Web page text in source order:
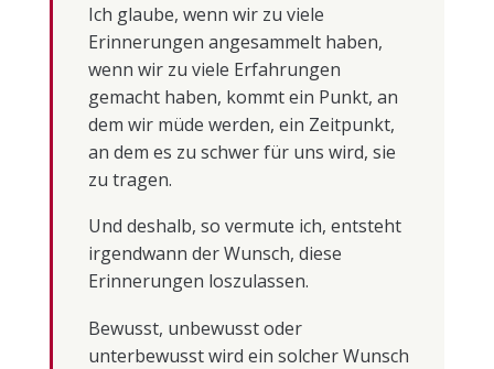
Ich glaube, wenn wir zu viele
Erinnerungen angesammelt haben,
wenn wir zu viele Erfahrungen
gemacht haben, kommt ein Punkt, an
dem wir müde werden, ein Zeitpunkt,
an dem es zu schwer für uns wird, sie
zu tragen.
Und deshalb, so vermute ich, entsteht
irgendwann der Wunsch, diese
Erinnerungen loszulassen.
Bewusst, unbewusst oder
unterbewusst wird ein solcher Wunsch